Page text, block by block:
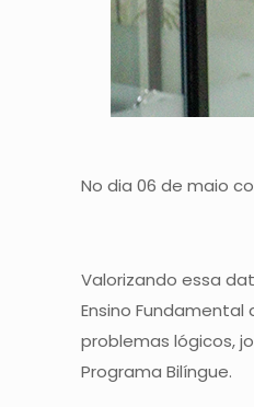
No dia 06 de maio
Valorizando essa
Ensino
problemas lógicos,
Programa Bilíngue.